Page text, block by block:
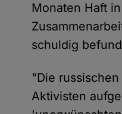
Monaten Haft
schuldig
"Die
Aktivisten